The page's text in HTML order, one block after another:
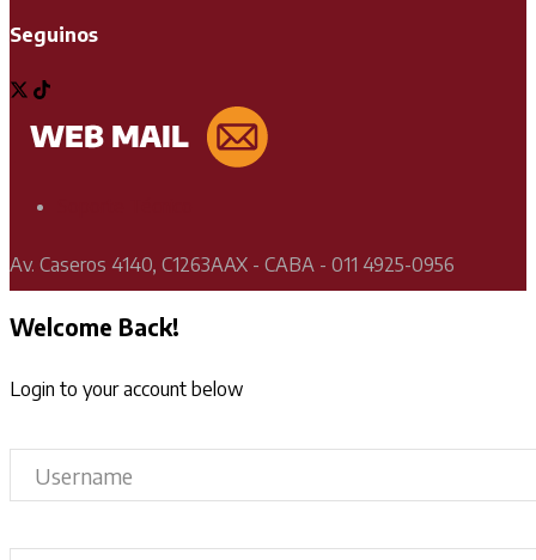
Seguinos
Av. Caseros 4140, C1263AAX - CABA - 011 4925-0956
Welcome Back!
Login to your account below